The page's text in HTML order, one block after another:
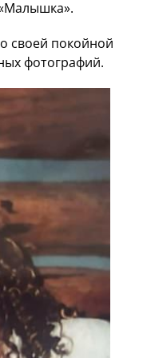
своей покойной
фотографий.